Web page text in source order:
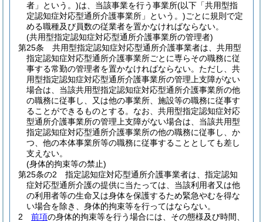
者」という。)は、当該事業を行う事業所(以下「共用型指
定認知症対応型通所介護事業所」という。)ごとに規則で定
める職種及び員数の従業者を置かなければならない。
(共用型指定認知症対応型通所介護事業所の管理者)
第25条
共用型指定認知症対応型通所介護事業者は、共用型
指定認知症対応型通所介護事業所ごとに専らその職務に従
事する常勤の管理者を置かなければならない。 ただし、共
用型指定認知症対応型通所介護事業所の管理上支障がない
場合は、当該共用型指定認知症対応型通所介護事業所の他
の職務に従事し、又は他の事業所、施設等の職務に従事す
ることができるものとする。 なお、共用型指定認知症対応
型通所介護事業所の管理上支障がない場合は、当該共用型
指定認知症対応型通所介護事業所の他の職務に従事し、か
つ、他の本体事業所等の職務に従事することとしても差し
支えない。
(身体的拘束等の禁止)
第25条の2
指定認知症対応型通所介護事業者は、指定認知
症対応型通所介護の提供に当たっては、当該利用者又は他
の利用者等の生命又は身体を保護するため緊急やむを得な
い場合を除き、身体的拘束等を行ってはならない。
2
前項の身体的拘束等を行う場合には、その態様及び時間、